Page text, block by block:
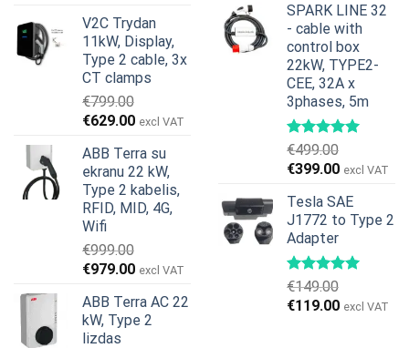
was:
€599.00.
is:
€379.00.
V2C Trydan
11kW, Display,
Type 2 cable, 3x
CT clamps
€799.00
Original
was:
€799.00.
€629.00Current
is:
€629.00.
excl VAT
ABB Terra su
ekranu 22 kW,
Type 2 kabelis,
RFID, MID, 4G,
Wifi
€999.00
Original
was:
€999.00.
€979.00Current
is:
€979.00.
excl VAT
ABB Terra AC 22
kW, Type 2
lizdas
SPARK LINE 32
- cable with
control box
22kW, TYPE2-
CEE, 32A x
3phases, 5m
€499.00
Original
was:
€499.00.
€399.00Current
is:
€399.00.
excl VAT
Tesla SAE
J1772 to Type 2
Adapter
€149.00
Original
€119.00Current
excl VAT